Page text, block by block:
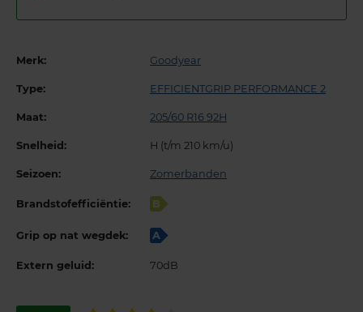
Merk: Goodyear
Type: EFFICIENTGRIP PERFORMANCE 2
Maat: 205/60 R16 92H
Snelheid: H (t/m 210 km/u)
Seizoen: Zomerbanden
Brandstofefficiëntie: B
Grip op nat wegdek: A
Extern geluid: 70dB